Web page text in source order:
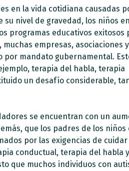
en la vida cotidiana causadas
nivel de gravedad, los niños
programas educativos exitosos
empresas, asociaciones y
por mandato gubernamental.
terapia del habla, terapia
un desafío considerable,
se encuentran con un
que los padres de los niños
por las exigencias de cuidar
conductual, terapia del habla
que muchos individuos con